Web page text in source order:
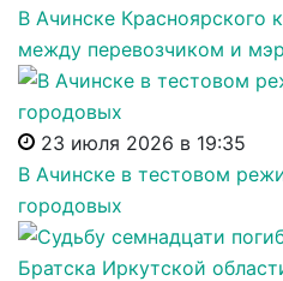
В Ачинске Красноярского
между перевозчиком и
23 июля 2026 в 19:35
В Ачинске в тестовом
городовых